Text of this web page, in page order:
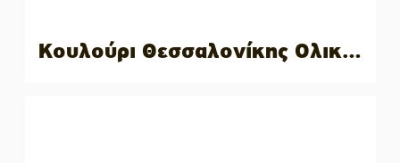
Κουλούρι Θεσσαλονίκης Ολικής